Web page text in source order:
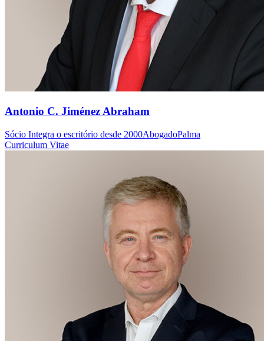
Antonio C. Jiménez Abraham
Sócio Integra o escritório desde 2000AbogadoPalma
Curriculum Vitae